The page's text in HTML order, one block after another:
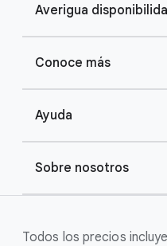
Averigua
Conoce más
Ayuda
Sobre nosotros
Todos los precios